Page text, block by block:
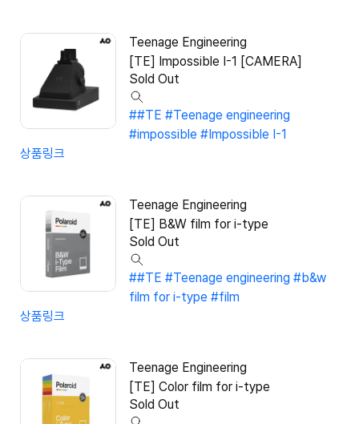
Teenage Engineering
[TE] Impossible I-1 [CAMERA]
Sold Out
##TE #Teenage engineering
#impossible #Impossible I-1
상품링크
Teenage Engineering
[TE] B&W film for i-type
Sold Out
##TE #Teenage engineering #b&w
film for i-type #film
상품링크
Teenage Engineering
[TE] Color film for i-type
Sold Out